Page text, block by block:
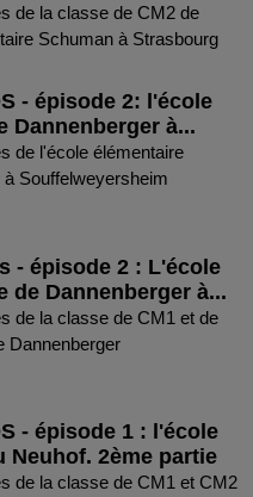
de la classe de CM2 de
Schuman à Strasbourg
- épisode 2: l'école
Dannenberger à...
de l'école élémentaire
à Souffelweyersheim
- épisode 2 : L'école
de Dannenberger à...
de la classe de CM1 et de
Dannenberger
- épisode 1 : l'école
Neuhof. 2ème partie
de la classe de CM1 et CM2